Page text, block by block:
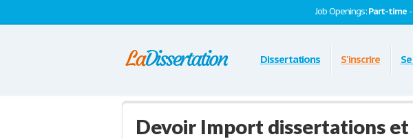
Job Openings:Part-time -
Dissertations S'inscrire
Devoir Import dissertations